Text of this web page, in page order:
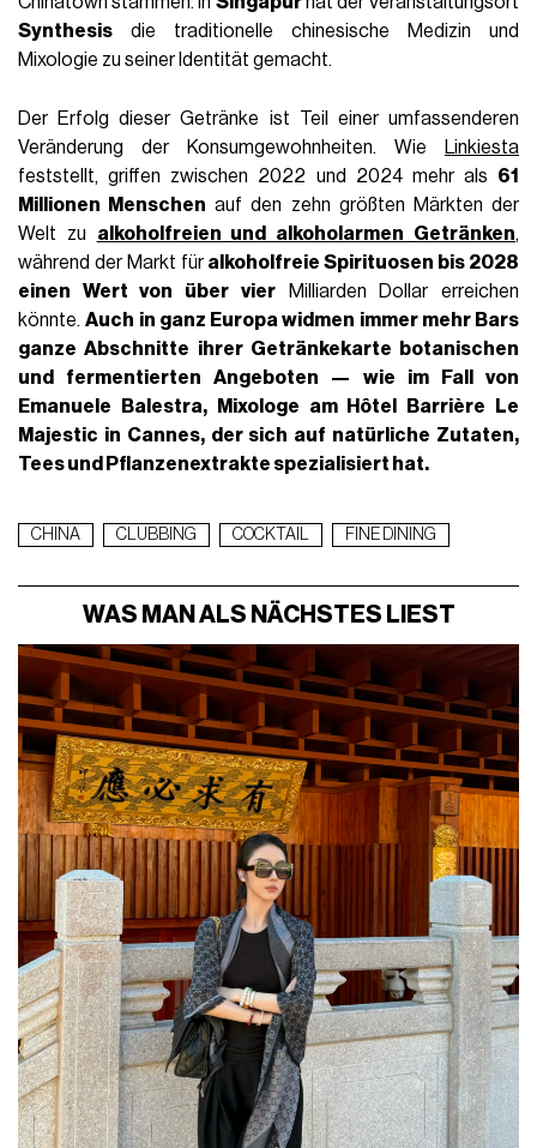
Synthesis die traditionelle chinesische Medizin und
Mixologie zu seiner Identität gemacht.
Der Erfolg dieser Getränke ist Teil einer umfassenderen
Veränderung der Konsumgewohnheiten. Wie
Linkiesta
feststellt, griffen zwischen 2022 und 2024 mehr als 61
Millionen Menschen auf den zehn größten Märkten der
Welt zu alkoholfreien und alkoholarmen Getränken,
während der Markt füralkoholfreie Spirituosen bis 2028
einen Wert von über vierMilliarden Dollar erreichen
könnte.Auch in ganz Europa widmen immer mehr Bars
ganze Abschnitte ihrer Getränkekarte botanischen
und fermentierten Angeboten — wie im Fall von
Emanuele Balestra, Mixologe am Hôtel Barrière Le
Majestic in Cannes, der sich auf natürliche Zutaten,
Tees und Pflanzenextrakte spezialisiert hat.
CHINA CLUBBING COCKTAIL FINE DINING
WAS MAN ALS NÄCHSTES LIEST